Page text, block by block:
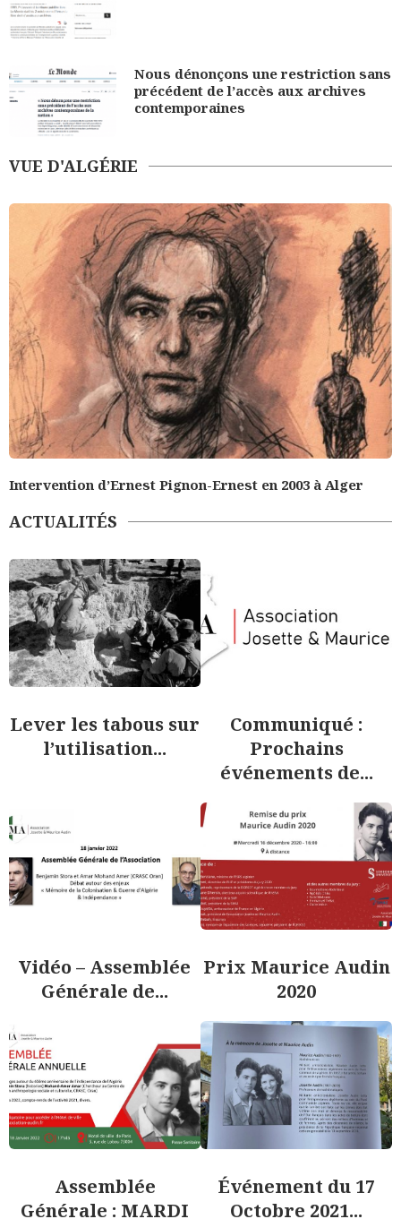
Nous dénonçons une restriction sans
précédent de l’accès aux archives
contemporaines
VUE D'ALGÉRIE
Intervention d’Ernest Pignon-Ernest en 2003 à Alger
ACTUALITÉS
Lever les tabous sur
l’utilisation...
Communiqué :
Prochains
événements de...
Vidéo – Assemblée
Générale de...
Prix Maurice Audin
2020
Assemblée
Générale : MARDI
Événement du 17
Octobre 2021...